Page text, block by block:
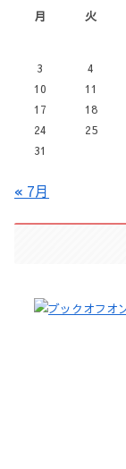
月 火
3
4
10
11
17
18
24
25
31
« 7月